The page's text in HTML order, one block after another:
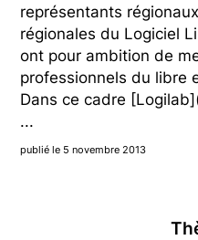
représentants
régionales du Logiciel
ont pour ambition de
professionnels du libre
Dans ce cadre
...
publié le 5 novembre 2013